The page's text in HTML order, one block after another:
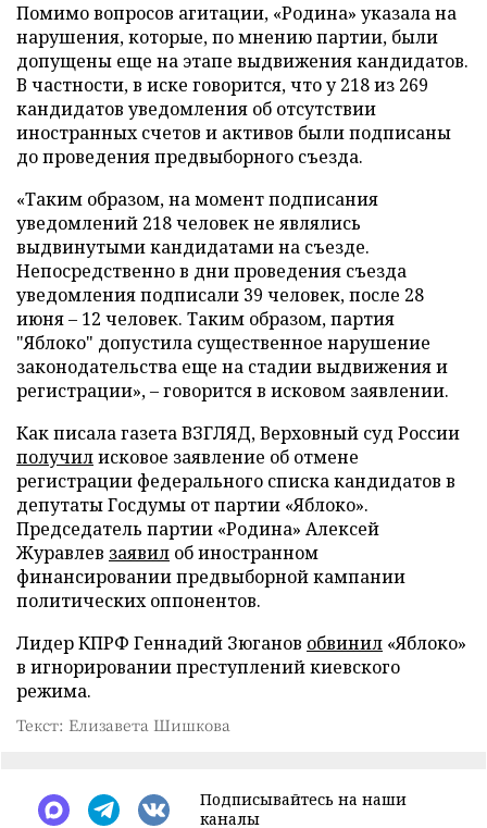
Помимо вопросов агитации, «Родина» указала на
нарушения, которые, по мнению партии, были
допущены еще на этапе выдвижения кандидатов.
В частности, в иске говорится, что у 218 из 269
кандидатов уведомления об отсутствии
иностранных счетов и активов были подписаны
до проведения предвыборного съезда.
«Таким образом, на момент подписания
уведомлений 218 человек не являлись
выдвинутыми кандидатами на съезде.
Непосредственно в дни проведения съезда
уведомления подписали 39 человек, после 28
июня – 12 человек. Таким образом, партия
"Яблоко" допустила существенное нарушение
законодательства еще на стадии выдвижения и
регистрации», – говорится в исковом заявлении.
Как писала газета ВЗГЛЯД, Верховный суд России
получилисковое заявление об отмене
регистрации федерального списка кандидатов в
депутаты Госдумы от партии «Яблоко».
Председатель партии «Родина» Алексей
Журавлев заявил об иностранном
финансировании предвыборной кампании
политических оппонентов.
Лидер КПРФ Геннадий Зюганов обвинил «Яблоко»
в игнорировании преступлений киевского
режима.
Текст: Елизавета Шишкова
Подписывайтесь на наши
каналы